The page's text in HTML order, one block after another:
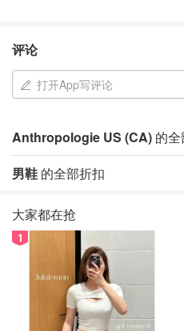
评论
打开App写评论
Anthropologie US (CA) 的
男鞋 的全部折扣
大家都在抢
1